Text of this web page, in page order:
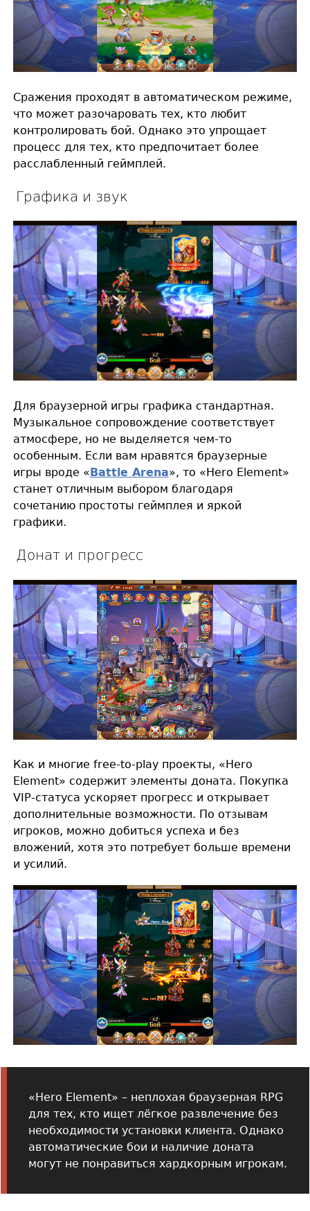
Сражения проходят в автоматическом режиме,
что может разочаровать тех, кто любит
контролировать бой. Однако это упрощает
процесс для тех, кто предпочитает более
расслабленный геймплей.
Графика и звук
Для браузерной игры графика стандартная.
Музыкальное сопровождение соответствует
атмосфере, но не выделяется чем-то
особенным. Если вам нравятся браузерные
игры вроде «Battle Arena», то «Hero Element»
станет отличным выбором благодаря
сочетанию простоты геймплея и яркой
графики.
Донат и прогресс
Как и многие free-to-play проекты, «Hero
Element» содержит элементы доната. Покупка
VIP-статуса ускоряет прогресс и открывает
дополнительные возможности. По отзывам
игроков, можно добиться успеха и без
вложений, хотя это потребует больше времени
и усилий.
«Hero Element» – неплохая браузерная RPG
для тех, кто ищет лёгкое развлечение без
необходимости установки клиента. Однако
автоматические бои и наличие доната
могут не понравиться хардкорным игрокам.